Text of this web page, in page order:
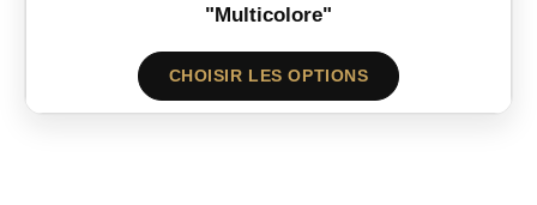
"Multicolore"
CHOISIR LES OPTIONS